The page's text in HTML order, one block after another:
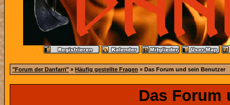
"Forum der Danfarri" » Häufig gestellte Fragen » Das Forum und sein Benutzer
Das Forum